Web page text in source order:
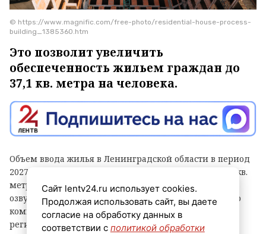
© https://www.magnific.com/free-photo/residential-house-process-
building_1385360.htm
Это позволит увеличить
обеспеченность жильем граждан до
37,1 кв. метра на человека.
Объем ввода жилья в Ленинградской области в период
2027-2029 годов прогнозируется на уровне 11,3 млн кв.
метров. Такой прогноз в интервью «Интерфаксу»
озвучил вице-губернатор по вопросам строительного
комплекса и жилищно-коммунального хозяйства
региона Евгений Барановский.
Сайт lentv24.ru использует cookies.
Продолжая использовать сайт, вы даете
согласие на обработку данных в
соответствии с политикой обработки